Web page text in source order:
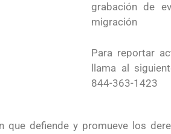
grabación de
migración
Para reportar
llama al
844-363-1423
que defiende y promueve los
reciprocidad para la visa